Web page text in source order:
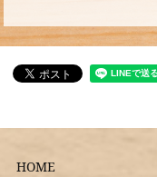
HOME